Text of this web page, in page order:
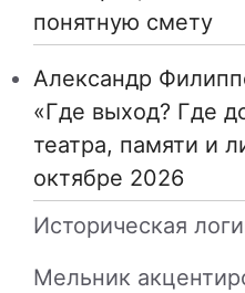
понятную смету
Александр
«Где выход? Где
театра, памяти и
октябре 2026
Историческая
Мельник